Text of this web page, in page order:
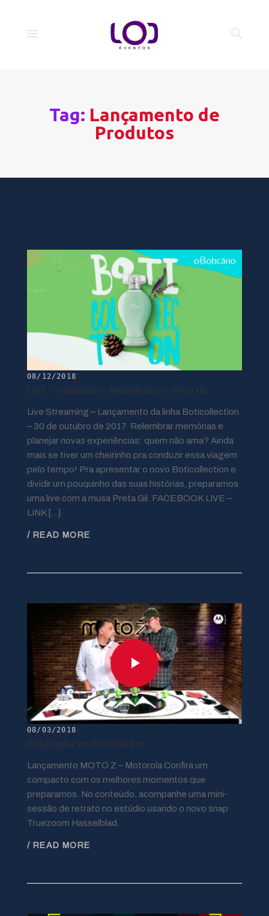
Tag: Lançamento de
Produtos
08/12/2018
LIVE – O Boticário – Boticollection – Preta Gil
Live Streaming – Lançamento da linha Boticollection
– 30 de outubro de 2017 Relembrar memórias e
planejar novas experiências: quem não ama? Ainda
mais se tiver um cheirinho pra conduzir essa viagem
pelo tempo! Pra apresentar o novo Boticollection e
dividir um pouquinho das suas histórias, preparamos
uma live com a musa Preta Gil. FACEBOOK LIVE –
LINK […]
/ READ MORE
08/03/2018
Mobgraphia no MotoZ lab live
Lançamento MOTO Z – Motorola Confira um
compacto com os melhores momentos que
preparamos. No conteúdo, acompanhe uma mini-
sessão de retrato no estúdio usando o novo snap
Truezoom Hasselblad.
/ READ MORE